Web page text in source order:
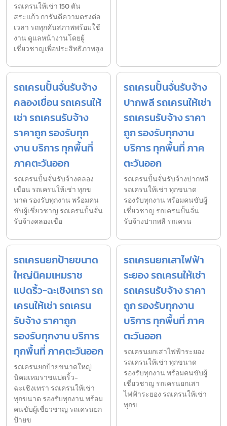
รถเครนให้เช่า 150 ตัน
สระแก้ว การันตีความตรงต่อ
เวลา รถทุกคันสภาพพร้อมใช้
งาน ดูแลหน้างานโดยผู้
เชี่ยวชาญเพื่อประสิทธิภาพสูง
รถเครนปั้นจั่นรับจ้าง
คลองเขื่อน รถเครนให้
เช่า รถเครนรับจ้าง
ราคาถูก รองรับทุก
งาน บริการ ทุกพื้นที่
ภาคตะวันออก
รถเครนปั้นจั่นรับจ้างคลอง
เขื่อน รถเครนให้เช่า ทุกข
นาด รองรับทุกงาน พร้อมคน
ขับผู้เชี่ยวชาญ รถเครนปั้นจั่น
รับจ้างคลองเขื่อ
รถเครนปั้นจั่นรับจ้าง
ปากพลี รถเครนให้เช่า
รถเครนรับจ้าง ราคา
ถูก รองรับทุกงาน
บริการ ทุกพื้นที่ ภาค
ตะวันออก
รถเครนปั้นจั่นรับจ้างปากพลี
รถเครนให้เช่า ทุกขนาด
รองรับทุกงาน พร้อมคนขับผู้
เชี่ยวชาญ รถเครนปั้นจั่น
รับจ้างปากพลี รถเครน
รถเครนยกป้ายขนาด
ใหญ่นิคมเหมราช
แปดริ้ว-ฉะเชิงเทรา รถ
เครนให้เช่า รถเครน
รับจ้าง ราคาถูก
รองรับทุกงาน บริการ
ทุกพื้นที่ ภาคตะวันออก
รถเครนยกป้ายขนาดใหญ่
นิคมเหมราชแปดริ้ว-
ฉะเชิงเทรา รถเครนให้เช่า
ทุกขนาด รองรับทุกงาน พร้อม
คนขับผู้เชี่ยวชาญ รถเครนยก
ป้ายข
รถเครนยกเสาไฟฟ้า
ระยอง รถเครนให้เช่า
รถเครนรับจ้าง ราคา
ถูก รองรับทุกงาน
บริการ ทุกพื้นที่ ภาค
ตะวันออก
รถเครนยกเสาไฟฟ้าระยอง
รถเครนให้เช่า ทุกขนาด
รองรับทุกงาน พร้อมคนขับผู้
เชี่ยวชาญ รถเครนยกเสา
ไฟฟ้าระยอง รถเครนให้เช่า
ทุกข